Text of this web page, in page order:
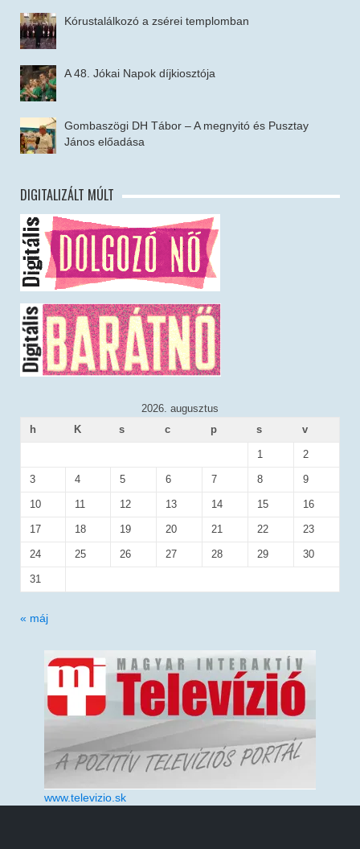
Kórustalálkozó a zsérei templomban
A 48. Jókai Napok díjkiosztója
Gombaszögi DH Tábor – A megnyitó és Pusztay
János előadása
DIGITALIZÁLT MÚLT
2026. augusztus
h
K s c p s v
1 2
3 4 5 6 7 8 9
10 11 12 13 14 15 16
17 18 19 20 21 22 23
24 25 26 27 28 29 30
31
« máj
www.televizio.sk